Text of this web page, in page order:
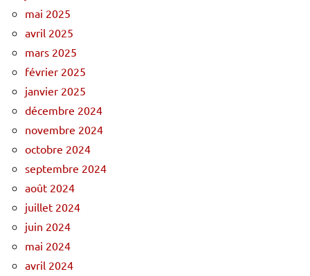
mai 2025
avril 2025
mars 2025
février 2025
janvier 2025
décembre 2024
novembre 2024
octobre 2024
septembre 2024
août 2024
juillet 2024
juin 2024
mai 2024
avril 2024